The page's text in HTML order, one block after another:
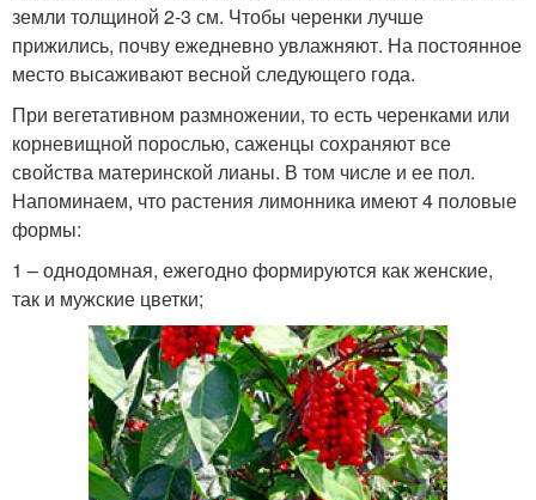
земли толщиной 2-3 см. Чтобы черенки лучше
прижились, почву ежедневно увлажняют. На постоянное
место высаживают весной следующего года.
При вегетативном размножении, то есть черенками или
корневищной порослью, саженцы сохраняют все
свойства материнской лианы. В том числе и ее пол.
Напоминаем, что растения лимонника имеют 4 половые
формы:
1 – однодомная, ежегодно формируются как женские,
так и мужские цветки;